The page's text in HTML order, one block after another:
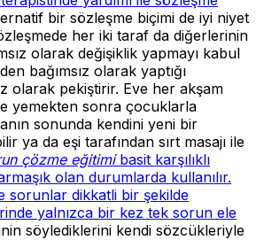
bir sözleşme biçimi de iyi niyet
her iki taraf da diğerlerinin
olarak değişiklik yapmayı kabul
bağımsız olarak yaptığı
olarak pekiştirir. Eve her akşam
yemekten sonra çocuklarla
sonunda kendini yeni bir
ya da eşi tarafından sırt masajı ile
çözme eğitimibasit karşılıklı
olan durumlarda kullanılır.
sorunlar dikkatli bir şekilde
yalnızca bir kez tek sorun ele
söylediklerini kendi sözcükleriyle